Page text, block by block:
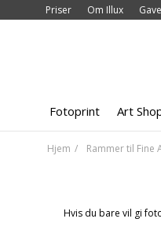
Priser Om Illux
Fotoprint Art
Hjem Rammer til Fine
Hvis du bare vil gi